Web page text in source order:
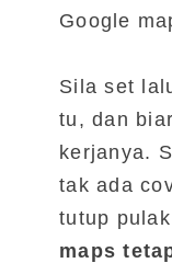
Google
Sila set
tu, dan
kerjanya.
tak ada
tutup
maps